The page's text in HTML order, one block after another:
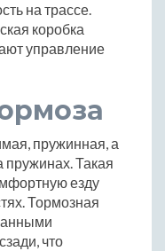
на трассе.
коробка
управление
пружинная, а
пружинах. Такая
езду
Тормозная
что